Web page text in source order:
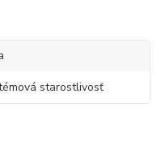
starostlivosť